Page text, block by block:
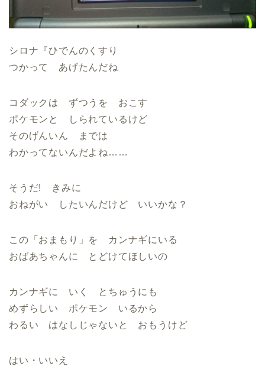
シロナ『ひでんのくすり
つかって あげたんだね
コダックは ずつうを おこす
ポケモンと しられているけど
そのげんいん までは
わかってないんだよね……
そうだ! きみに
おねがい したいんだけど いいかな？
この「おまもり」を カンナギにいる
おばあちゃんに とどけてほしいの
カンナギに いく とちゅうにも
めずらしい ポケモン いるから
わるい はなしじゃないと おもうけど
はい・いいえ